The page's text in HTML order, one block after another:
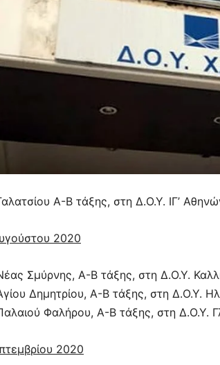
Α-Β τάξης, στη Δ.Ο.Υ. ΙΓ’
2020
Σμύρνης, Α-Β τάξης, στη Δ.Ο.Υ.
Δημητρίου, Α-Β τάξης, στη Δ.Ο.Υ.
Φαλήρου, Α-Β τάξης, στη Δ.Ο.Υ.
2020